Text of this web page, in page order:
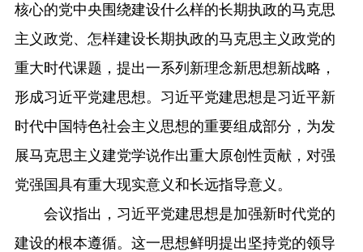
核心的党中央围绕建设什么样的长期执政的马克思
主义政党、怎样建设长期执政的马克思主义政党的
重大时代课题，提出一系列新理念新思想新战略，
形成习近平党建思想。习近平党建思想是习近平新
时代中国特色社会主义思想的重要组成部分，为发
展马克思主义建党学说作出重大原创性贡献，对强
党强国具有重大现实意义和长远指导意义。
会议指出，习近平党建思想是加强新时代党的
建设的根本遵循。这一思想鲜明提出坚持党的领导